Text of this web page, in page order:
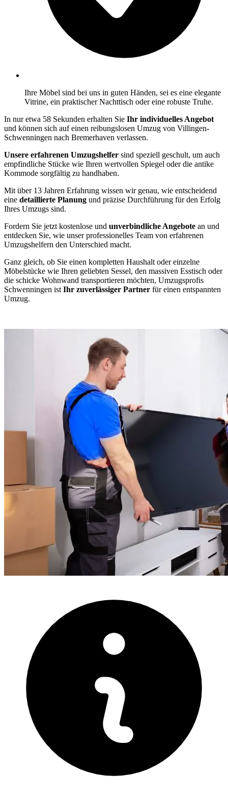
Ihre Möbel sind bei uns in guten Händen, sei es eine elegante
Vitrine, ein praktischer Nachttisch oder eine robuste Truhe.
In nur etwa 58 Sekunden erhalten Sie Ihr individuelles Angebot
und können sich auf einen reibungslosen Umzug von Villingen-
Schwenningen nach Bremerhaven verlassen.
Unsere erfahrenen Umzugshelfer sind speziell geschult, um auch
empfindliche Stücke wie Ihren wertvollen Spiegel oder die antike
Kommode sorgfältig zu handhaben.
Mit über 13 Jahren Erfahrung wissen wir genau, wie entscheidend
eine detaillierte Planung und präzise Durchführung für den Erfolg
Ihres Umzugs sind.
Fordern Sie jetzt kostenlose und unverbindliche Angebote an und
entdecken Sie, wie unser professionelles Team von erfahrenen
Umzugshelfern den Unterschied macht.
Ganz gleich, ob Sie einen kompletten Haushalt oder einzelne
Möbelstücke wie Ihren geliebten Sessel, den massiven Esstisch oder
die schicke Wohnwand transportieren möchten, Umzugsprofis
Schwenningen ist Ihr zuverlässiger Partner für einen entspannten
Umzug.